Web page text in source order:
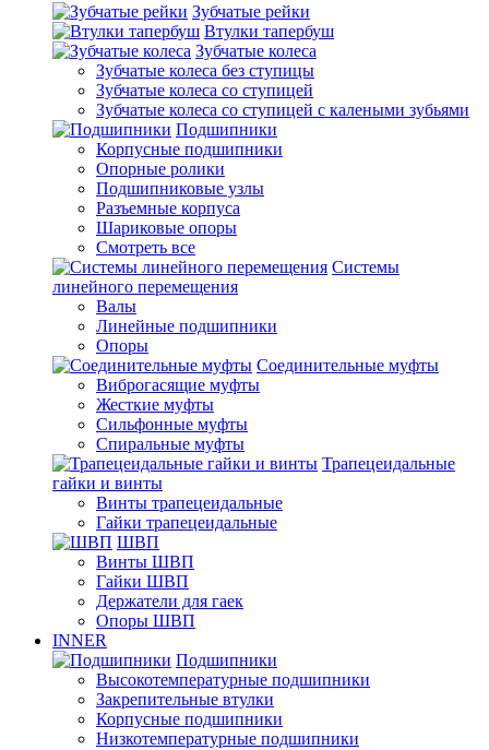
Зубчатые рейки
Втулки тапербуш
Зубчатые колеса
Зубчатые колеса без ступицы
Зубчатые колеса со ступицей
Зубчатые колеса со ступицей с калеными зубьями
Подшипники
Корпусные подшипники
Опорные ролики
Подшипниковые узлы
Разъемные корпуса
Шариковые опоры
Смотреть все
Системы
линейного перемещения
Валы
Линейные подшипники
Опоры
Соединительные муфты
Виброгасящие муфты
Жесткие муфты
Сильфонные муфты
Спиральные муфты
Трапецеидальные
гайки и винты
Винты трапецеидальные
Гайки трапецеидальные
ШВП
Винты ШВП
Гайки ШВП
Держатели для гаек
Опоры ШВП
INNER
Подшипники
Высокотемпературные подшипники
Закрепительные втулки
Корпусные подшипники
Низкотемпературные подшипники